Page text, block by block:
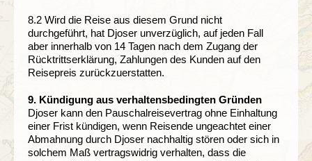
8.2 Wird die Reise aus diesem Grund nicht
durchgeführt, hat Djoser unverzüglich, auf jeden Fall
aber innerhalb von 14 Tagen nach dem Zugang der
Rücktrittserklärung, Zahlungen des Kunden auf den
Reisepreis zurückzuerstatten.
9. Kündigung aus verhaltensbedingten Gründen
Djoser kann den Pauschalreisevertrag ohne Einhaltung
einer Frist kündigen, wenn Reisende ungeachtet einer
Abmahnung durch Djoser nachhaltig stören oder sich in
solchem Maß vertragswidrig verhalten, dass die